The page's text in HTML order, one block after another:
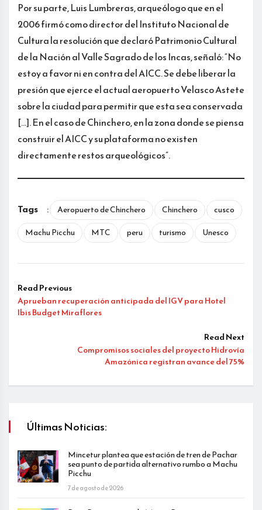
Por su parte, Luis Lumbreras, arqueólogo que en el
2006 firmó como director del Instituto Nacional de
Cultura la resolución que declaró Patrimonio Cultural
de la Nación al Valle Sagrado de los Incas, señaló: “No
estoy a favor ni en contra del AICC. Se debe liberar la
presión que ejerce el actual aeropuerto Velasco Astete
sobre la ciudad para permitir que esta sea conservada
[…]. En el caso de Chinchero, en la zona donde se piensa
construir el AICC y su plataforma no existen
directamente restos arqueológicos”.
Tags : Aeropuerto de Chinchero Chinchero
cusco
Machu Picchu
MTC peru turismo Unesco
Read Previous
Aprueban recuperación anticipada del IGV para Hotel
Ibis Budget Miraflores
Read Next
Compromisos sociales del proyecto Hidrovía
Amazónica registran avance del 75%
Últimas Noticias:
Mincetur plantea que estación de tren de Pachar
sea punto de partida alternativo rumbo a Machu
Picchu
7 de agosto de 2026